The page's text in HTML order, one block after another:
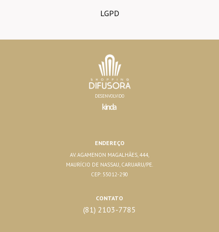
LGPD
DESENVOLVIDO
ENDEREÇO
AV. AGAMENON MAGALHÃES, 444,
MAURÍCIO DE NASSAU, CARUARU/PE.
CEP: 55012-290
CONTATO
(81) 2103-7785